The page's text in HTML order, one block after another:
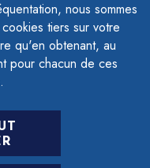
nous sommes
tiers sur votre
qu'en obtenant, au
pour chacun de ces
DES DONNÉES
E-MAIL
: